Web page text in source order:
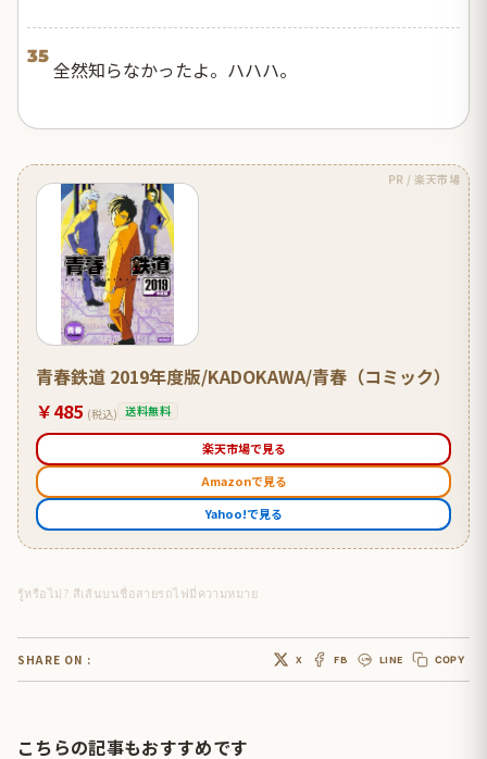
35
全然知らなかったよ。ハハハ。
PR / 楽天市場
青春鉄道 2019年度版/KADOKAWA/青春（コミック）
￥485 (税込) 送料無料
楽天市場で見る
Amazonで見る
Yahoo!で見る
รู้หรือไม่? สีเส้นบนชื่อสายรถไฟมี่ความหมาย
SHARE ON : X FB LINE COPY
こちらの記事もおすすめです